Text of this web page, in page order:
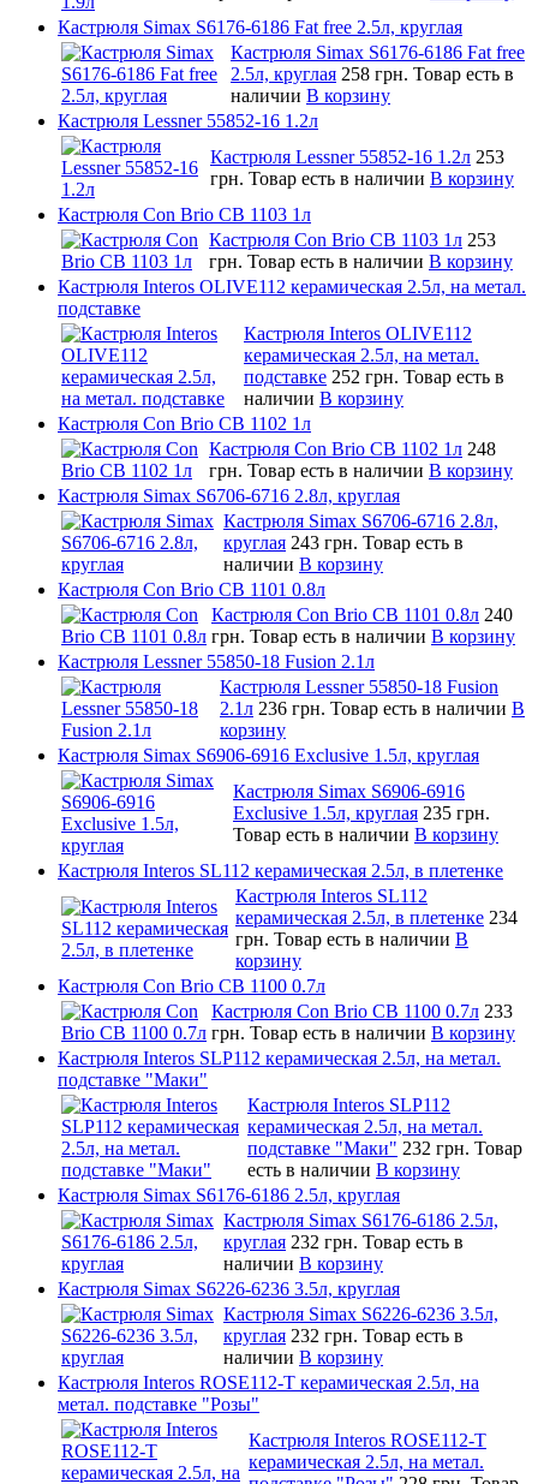
Кастрюля Simax S6176-6186 Fat free 2.5л, круглая
Кастрюля Simax S6176-6186 Fat free
2.5л, круглая 258 грн. Товар есть в
наличии В корзину
Кастрюля Lessner 55852-16 1.2л
Кастрюля Lessner 55852-16 1.2л 253
грн. Товар есть в наличии В корзину
Кастрюля Con Brio CB 1103 1л
Кастрюля Con Brio CB 1103 1л 253
грн. Товар есть в наличии В корзину
Кастрюля Interos OLIVE112 керамическая 2.5л, на метал.
подставке
Кастрюля Interos OLIVE112
керамическая 2.5л, на метал.
подставке 252 грн. Товар есть в
наличии В корзину
Кастрюля Con Brio CB 1102 1л
Кастрюля Con Brio CB 1102 1л 248
грн. Товар есть в наличии В корзину
Кастрюля Simax S6706-6716 2.8л, круглая
Кастрюля Simax S6706-6716 2.8л,
круглая 243 грн. Товар есть в
наличии В корзину
Кастрюля Con Brio CB 1101 0.8л
Кастрюля Con Brio CB 1101 0.8л 240
грн. Товар есть в наличии В корзину
Кастрюля Lessner 55850-18 Fusion 2.1л
Кастрюля Lessner 55850-18 Fusion
2.1л 236 грн. Товар есть в наличии В
корзину
Кастрюля Simax S6906-6916 Exclusive 1.5л, круглая
Кастрюля Simax S6906-6916
Exclusive 1.5л, круглая 235 грн.
Товар есть в наличии В корзину
Кастрюля Interos SL112 керамическая 2.5л, в плетенке
Кастрюля Interos SL112
керамическая 2.5л, в плетенке 234
грн. Товар есть в наличии В
корзину
Кастрюля Con Brio CB 1100 0.7л
Кастрюля Con Brio CB 1100 0.7л 233
грн. Товар есть в наличии В корзину
Кастрюля Interos SLP112 керамическая 2.5л, на метал.
подставке "Маки"
Кастрюля Interos SLP112
керамическая 2.5л, на метал.
подставке "Маки" 232 грн. Товар
есть в наличии В корзину
Кастрюля Simax S6176-6186 2.5л, круглая
Кастрюля Simax S6176-6186 2.5л,
круглая 232 грн. Товар есть в
наличии В корзину
Кастрюля Simax S6226-6236 3.5л, круглая
Кастрюля Simax S6226-6236 3.5л,
круглая 232 грн. Товар есть в
наличии В корзину
Кастрюля Interos ROSE112-T керамическая 2.5л, на
метал. подставке "Розы"
Кастрюля Interos ROSE112-T
керамическая 2.5л, на метал.